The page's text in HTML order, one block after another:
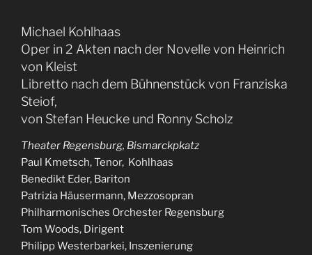
Michael Kohlhaas
Oper in 2 Akten nach der Novelle von Heinrich
von Kleist
Libretto nach dem Bühnenstück von Franziska
Steiof,
von Stefan Heucke und Ronny Scholz
Theater Regensburg, Bismarckpkatz
Paul Kmetsch, Tenor, Kohlhaas
Benedikt Eder, Bariton
Patrizia Häusermann, Mezzosopran
Philharmonisches Orchester Regensburg
Tom Woods, Dirigent
Philipp Westerbarkei, Inszenierung